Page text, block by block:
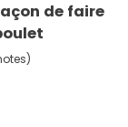
de faire